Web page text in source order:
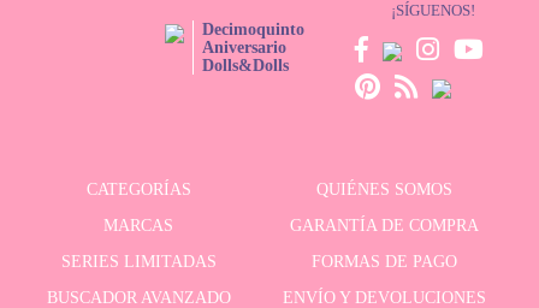
Decimoquinto
Aniversario
Dolls&Dolls
¡SÍGUENOS!
CATEGORÍAS
QUIÉNES SOMOS
MARCAS
GARANTÍA DE COMPRA
SERIES LIMITADAS
FORMAS DE PAGO
BUSCADOR AVANZADO
ENVÍO Y DEVOLUCIONES